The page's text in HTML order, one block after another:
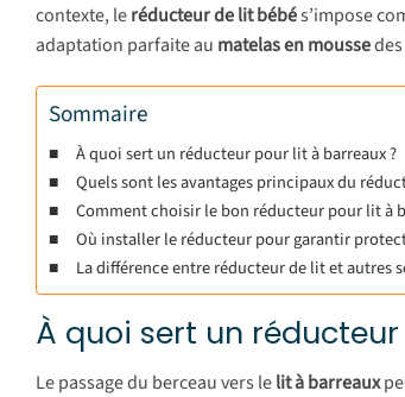
contexte, leréducteur de lit bébés’impose
adaptation parfaite au matelas en mousse
Sommaire
À quoi sert un réducteur pour lit à barreaux ?
Quels sont les avantages principaux du
Comment choisir le bon réducteur pour lit à
Où installer le réducteur pour garantir
La différence entre réducteur de lit et autres
À quoi sert un
Le passage du berceau vers lelit à barreaux